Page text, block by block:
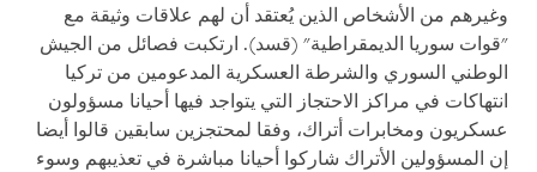
وغيرهم من الأشخاص الذين يُعتقد أن لهم علاقات وثيقة مع
"قوات سوريا الديمقراطية" (قسد). ارتكبت فصائل من الجيش
الوطني السوري والشرطة العسكرية المدعومين من تركيا
انتهاكات في مراكز الاحتجاز التي يتواجد فيها أحيانا مسؤولون
عسكريون ومخابرات أتراك، وفقا لمحتجزين سابقين قالوا أيضا
إن المسؤولين الأتراك شاركوا أحيانا مباشرة في تعذيبهم وسوء